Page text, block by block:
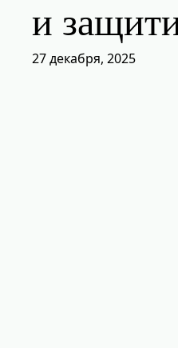
и
27 декабря, 2025